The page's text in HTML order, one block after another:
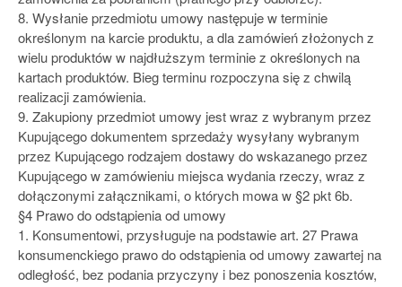
8. Wysłanie przedmiotu umowy następuje w terminie
określonym na karcie produktu, a dla zamówień złożonych z
wielu produktów w najdłuższym terminie z określonych na
kartach produktów. Bieg terminu rozpoczyna się z chwilą
realizacji zamówienia.
9. Zakupiony przedmiot umowy jest wraz z wybranym przez
Kupującego dokumentem sprzedaży wysyłany wybranym
przez Kupującego rodzajem dostawy do wskazanego przez
Kupującego w zamówieniu miejsca wydania rzeczy, wraz z
dołączonymi załącznikami, o których mowa w §2 pkt 6b.
§4 Prawo do odstąpienia od umowy
1. Konsumentowi, przysługuje na podstawie art. 27 Prawa
konsumenckiego prawo do odstąpienia od umowy zawartej na
odległość, bez podania przyczyny i bez ponoszenia kosztów,